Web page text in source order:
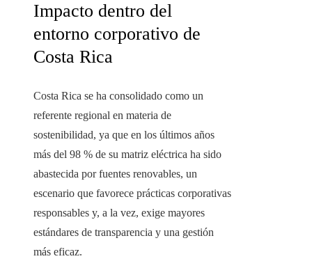
Impacto dentro del
entorno corporativo de
Costa Rica
Costa Rica se ha consolidado como un
referente regional en materia de
sostenibilidad, ya que en los últimos años
más del 98 % de su matriz eléctrica ha sido
abastecida por fuentes renovables, un
escenario que favorece prácticas corporativas
responsables y, a la vez, exige mayores
estándares de transparencia y una gestión
más eficaz.